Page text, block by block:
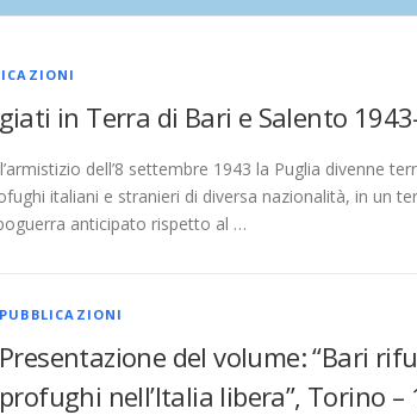
in Terra di Bari e Salento
dell’8 settembre 1943 la Puglia divenne
italiani e stranieri di diversa nazionalità, in un
anticipato rispetto al …
PUBBLICAZIONI
Presentazione del volume: “Bari
profughi nell’Italia libera”, Torino –